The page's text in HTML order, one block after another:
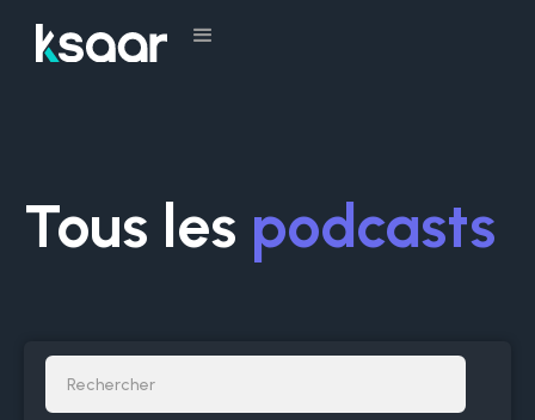
Tous les podcasts